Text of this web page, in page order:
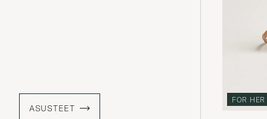
ASUSTEET
FOR HER